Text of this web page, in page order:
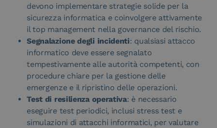
devono implementare strategie solide per la
sicurezza informatica e coinvolgere attivamente
il top management nella governance del rischio.
Segnalazione degli incidenti: qualsiasi attacco
informatico deve essere segnalato
tempestivamente alle autorità competenti, con
procedure chiare per la gestione delle
emergenze e il ripristino delle operazioni.
Test di resilienza operativa: è necessario
eseguire test periodici, inclusi stress test e
simulazioni di attacchi informatici, per valutare